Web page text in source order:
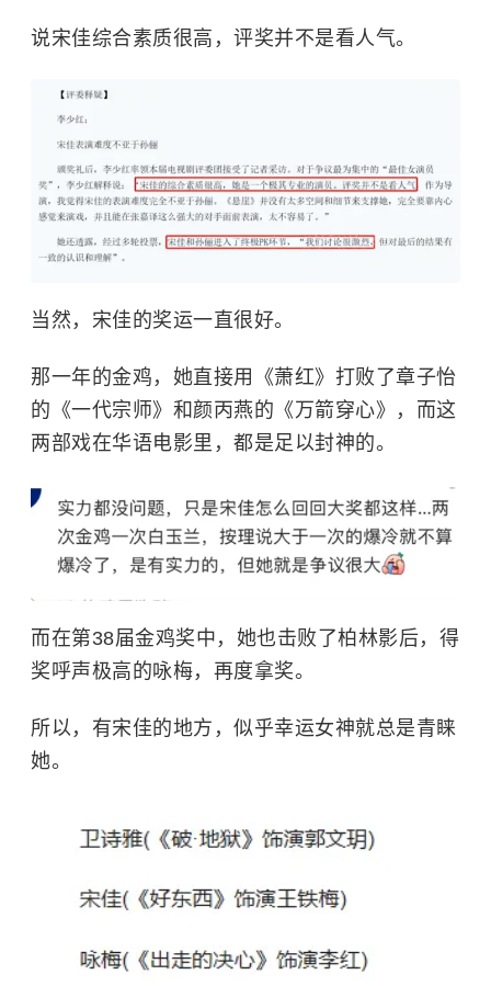
说宋佳综合素质很高，评奖并不是看人气。
当然，宋佳的奖运一直很好。
那一年的金鸡，她直接用《萧红》打败了章子怡
的《一代宗师》和颜丙燕的《万箭穿心》，而这
两部戏在华语电影里，都是足以封神的。
而在第38届金鸡奖中，她也击败了柏林影后，得
奖呼声极高的咏梅，再度拿奖。
所以，有宋佳的地方，似乎幸运女神就总是青睐
她。